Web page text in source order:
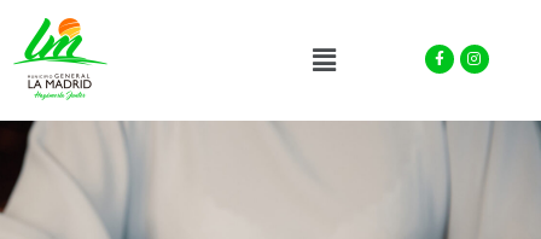
Menu Facebook-
f
Instagram